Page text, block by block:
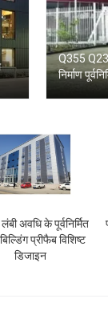
Q355
निर्माण
लंबी अवधि के पूर्वनिर्मित
प्रीफैब विशिष्ट
डिजाइन